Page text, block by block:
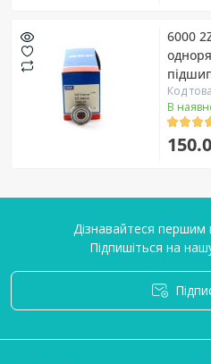
6000
Код
В
Дізнавайтеся першим
Підпишіться на